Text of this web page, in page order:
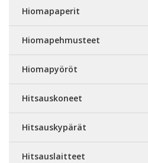
Hiomapaperit
Hiomapehmusteet
Hiomapyöröt
Hitsauskoneet
Hitsauskypärät
Hitsauslaitteet